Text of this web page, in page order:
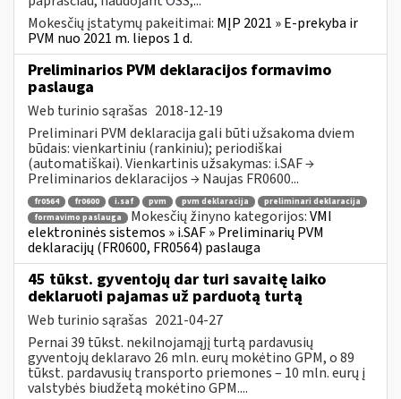
Mokesčių įstatymų pakeitimai: MĮP 2021 » E-prekyba ir
PVM nuo 2021 m. liepos 1 d.
Preliminarios PVM deklaracijos formavimo
paslauga
Web turinio sąrašas 2018-12-19
Preliminari PVM deklaracija gali būti užsakoma dviem
būdais: vienkartiniu (rankiniu); periodiškai
(automatiškai). Vienkartinis užsakymas: i.SAF →
Preliminarios deklaracijos → Naujas FR0600...
fr0564 fr0600 i.saf pvm pvm deklaracija
preliminari deklaracija
formavimo paslauga
Mokesčių žinyno kategorijos:VMI
elektroninės sistemos » i.SAF » Preliminarių PVM
deklaracijų (FR0600, FR0564) paslauga
45 tūkst. gyventojų dar turi savaitę laiko
deklaruoti pajamas už parduotą turtą
Web turinio sąrašas 2021-04-27
Pernai 39 tūkst. nekilnojamąjį turtą pardavusių
gyventojų deklaravo 26 mln. eurų mokėtino GPM, o 89
tūkst. pardavusių transporto priemones – 10 mln. eurų į
valstybės biudžetą mokėtino GPM....